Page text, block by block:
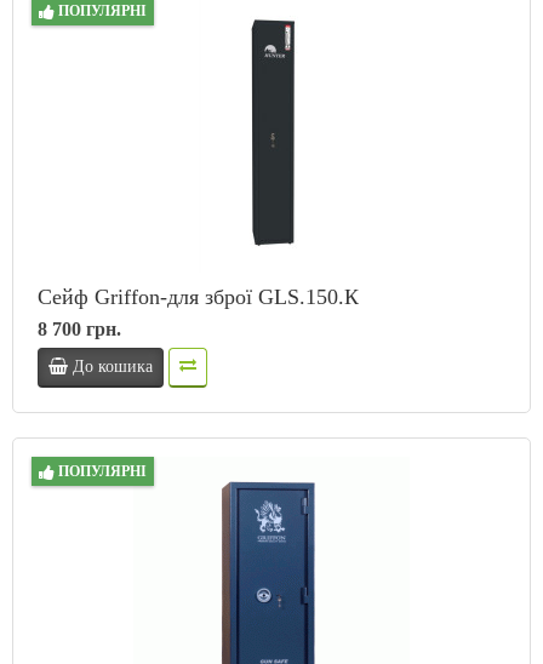
ПОПУЛЯРНІ
Сейф Griffon-для зброї GLS.150.К
8 700 грн.
До кошика
ПОПУЛЯРНІ